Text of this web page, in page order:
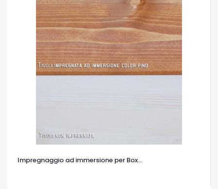
Impregnaggio ad immersione per Box...